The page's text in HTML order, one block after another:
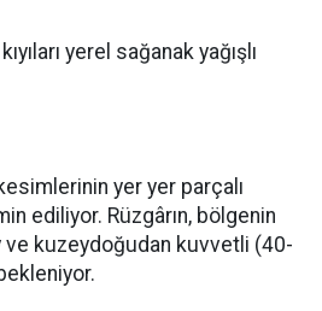
yerel sağanak yağışlı
yer yer parçalı
ediliyor. Rüzgârın, bölgenin
ve kuzeydoğudan kuvvetli (40-